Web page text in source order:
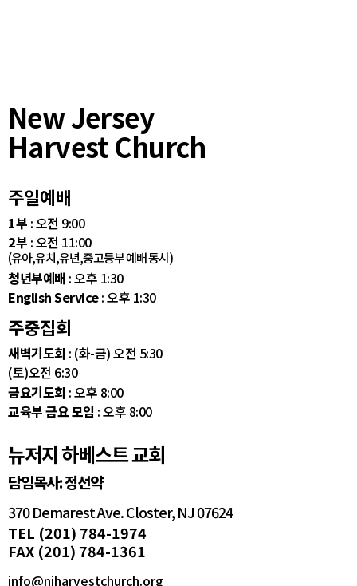
New Jersey
Harvest Church
주일예배
1부 : 오전 9:00
2부 : 오전 11:00
(유아,유치,유년,중고등부 예배 동시)
청년부예배 : 오후 1:30
English Service: 오후 1:30
주중집회
새벽기도회 : (화-금) 오전 5:30
(토)오전 6:30
금요기도회 : 오후 8:00
교육부 금요 모임 : 오후 8:00
뉴저지 하베스트 교회
담임목사: 정선약
370 Demarest Ave. Closter, NJ 07624
TEL (201) 784-1974
FAX (201) 784-1361
info@njharvestchurch.org